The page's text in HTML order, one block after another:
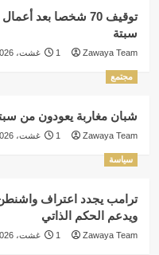
توقيف 70 شخصا بعد
سبتة
Zawaya Team 1 غشت، 2026
مجتمع
شبان مغاربة يعودون من
Zawaya Team 1 غشت، 2026
سياسة
ترامب يجدد اعتراف
ويدعم الحكم الذاتي
Zawaya Team 1 غشت، 2026